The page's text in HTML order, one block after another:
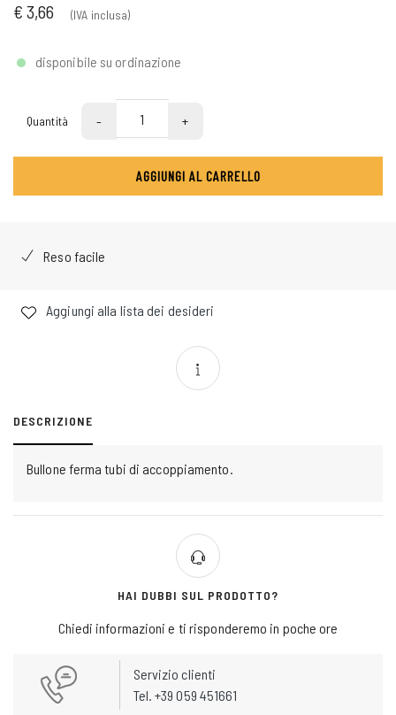
€ 3,66 (IVA inclusa)
disponibile su ordinazione
Quantità - +
AGGIUNGI AL CARRELLO
Reso facile
Aggiungi alla lista dei desideri
DESCRIZIONE
Bullone ferma tubi di accoppiamento.
HAI DUBBI SUL PRODOTTO?
Chiedi informazioni e ti risponderemo in poche ore
Servizio clienti
Tel. +39 059 451661